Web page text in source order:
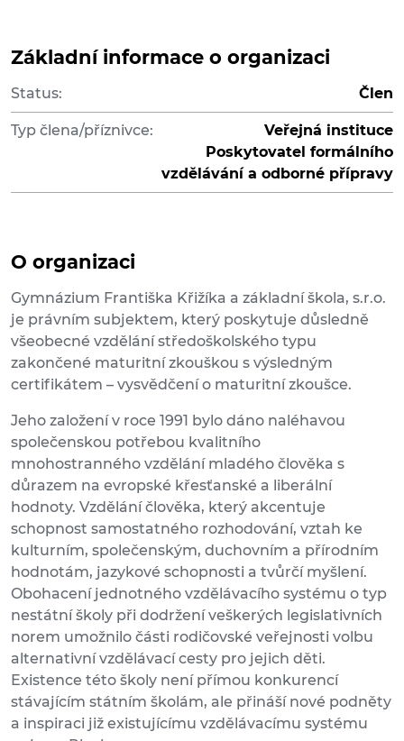
Základní informace o organizaci
Status: Člen
Typ člena/příznivce:
Veřejná instituce
Poskytovatel formálního
vzdělávání a odborné přípravy
O organizaci
Gymnázium Františka Křižíka a základní škola, s.r.o.
je právním subjektem, který poskytuje důsledně
všeobecné vzdělání středoškolského typu
zakončené maturitní zkouškou s výsledným
certifikátem – vysvědčení o maturitní zkoušce.
Jeho založení v roce 1991 bylo dáno naléhavou
společenskou potřebou kvalitního
mnohostranného vzdělání mladého člověka s
důrazem na evropské křesťanské a liberální
hodnoty. Vzdělání člověka, který akcentuje
schopnost samostatného rozhodování, vztah ke
kulturním, společenským, duchovním a přírodním
hodnotám, jazykové schopnosti a tvůrčí myšlení.
Obohacení jednotného vzdělávacího systému o typ
nestátní školy při dodržení veškerých legislativních
norem umožnilo části rodičovské veřejnosti volbu
alternativní vzdělávací cesty pro jejich děti.
Existence této školy není přímou konkurencí
stávajícím státním školám, ale přináší nové podněty
a inspiraci již existujícímu vzdělávacímu systému